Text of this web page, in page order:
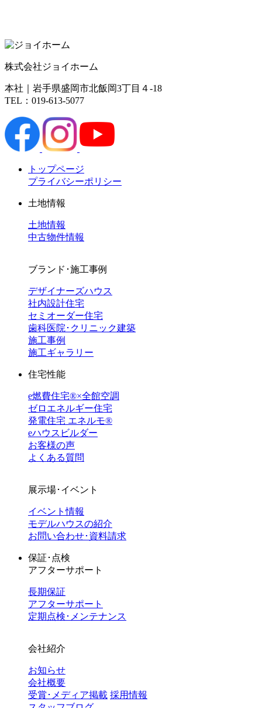
株式会社ジョイホーム
本社｜岩手県盛岡市北飯岡3丁目４-18
TEL：019-613-5077
トップページ
プライバシーポリシー
土地情報
土地情報
中古物件情報
ブランド･施工事例
デザイナーズハウス
社内設計住宅
セミオーダー住宅
歯科医院･クリニック建築
施工事例
施工ギャラリー
住宅性能
e燃費住宅®︎×全館空調
ゼロエネルギー住宅
発電住宅 エネルモ®
eハウスビルダー
お客様の声
よくある質問
展示場･イベント
イベント情報
モデルハウスの紹介
お問い合わせ･資料請求
保証･点検
アフターサポート
長期保証
アフターサポート
定期点検･メンテナンス
会社紹介
お知らせ
会社概要
受賞･メディア掲載 採用情報